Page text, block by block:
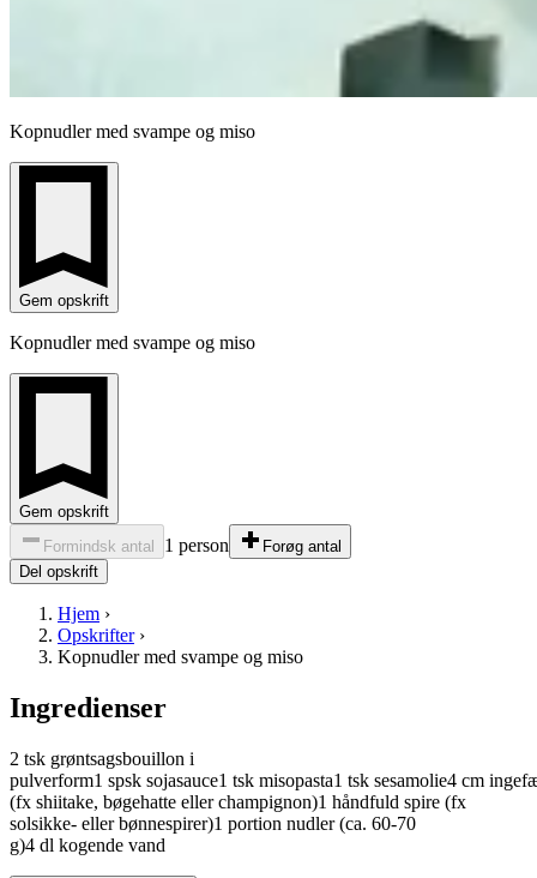
Kopnudler med svampe og miso
Gem opskrift
Kopnudler med svampe og miso
Gem opskrift
Formindsk antal
1 person
Forøg antal
Del opskrift
Hjem ›
Opskrifter›
Kopnudler med svampe og miso
Ingredienser
2 tsk grøntsagsbouillon i
pulverform1 spsk sojasauce1 tsk misopasta1 tsk sesamolie4 cm
(fx shiitake, bøgehatte eller champignon)1 håndfuld spire (fx
solsikke- eller bønnespirer)1 portion nudler (ca. 60-70
g)4 dl kogende vand